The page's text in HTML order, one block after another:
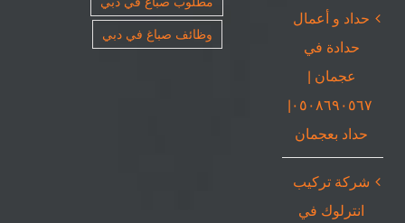
حداد و أعمال
حدادة في
عجمان |
٠٥٠٨٦٩٠٥٦٧|
حداد بعجمان
شركة تركيب
انترلوك في
وظائف صباغ في دبي